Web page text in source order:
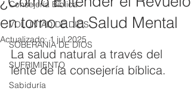
Consejería Bíblica
VOLUNTAD DE DIOS
SOBERANÍA DE DIOS
SUFRIMIENTO
Sabiduría
en torno a la Salud Mental
Actualizado:1 jul 2025
La salud natural a través del
lente de la consejería bíblica.